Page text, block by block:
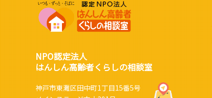
NPO認定法人
はんしん高齢者くらしの相談室
神戸市東灘区田中町1丁目15番5号